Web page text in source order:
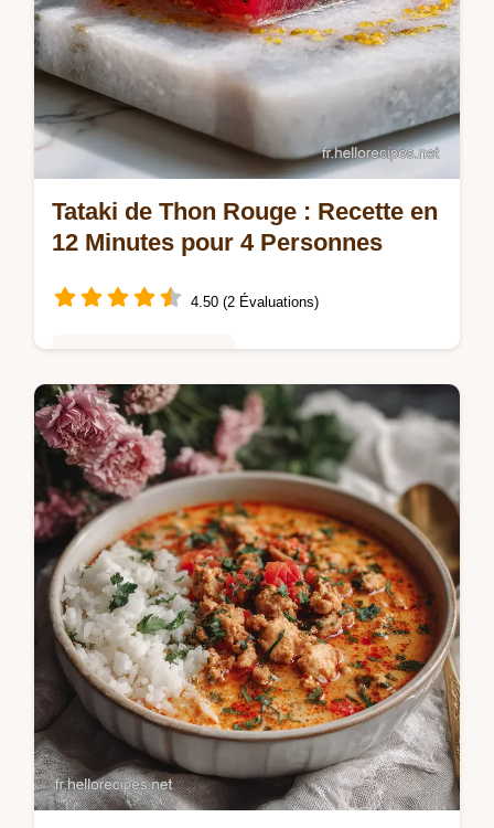
Tataki de Thon Rouge : Recette en
12 Minutes pour 4 Personnes
4.50 (2 Évaluations)
Maîtrisez cette recette thon rouge en 12
minutes. Une approche sensorielle avec
conseils de cuisson pour un cœur fondant.
Guide étape par étape inclus.